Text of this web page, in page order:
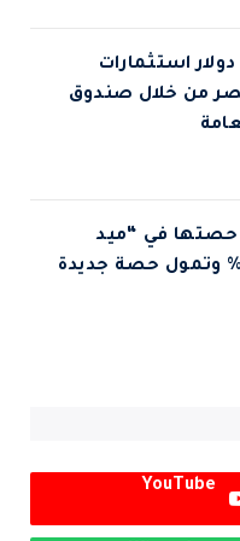
دولار استثمارات
من خلال صندوق
حصتها في “ميد
أوشن” إلى 49% وتمول حصة جديدة
YouTube